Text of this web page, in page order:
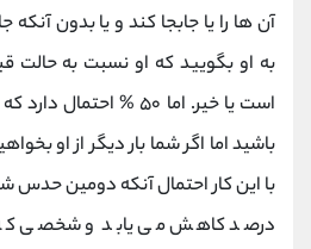
آن ها را یا جابجا کند و یا بدون آنکه
به او بگویید که او نسبت به حالت
است یا خیر. اما ۵۰ %
باشید اما اگر شما بار دیگر از او
درصد کاهش می یابد و شخصی که